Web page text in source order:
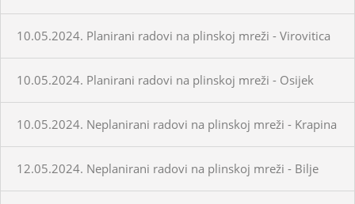
10.05.2024. Planirani radovi na plinskoj mreži - Virovitica
10.05.2024. Planirani radovi na plinskoj mreži - Osijek
10.05.2024. Neplanirani radovi na plinskoj mreži - Krapina
12.05.2024. Neplanirani radovi na plinskoj mreži - Bilje